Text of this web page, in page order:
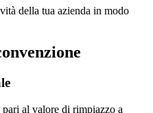
della tua azienda in modo
al valore di rimpiazzo a